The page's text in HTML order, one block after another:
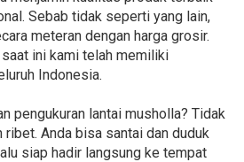
Sebab tidak seperti yang lain,
meteran dengan harga grosir.
ini kami telah memiliki
Indonesia.
pengukuran lantai musholla? Tidak
ribet. Anda bisa santai dan duduk
siap hadir langsung ke tempat